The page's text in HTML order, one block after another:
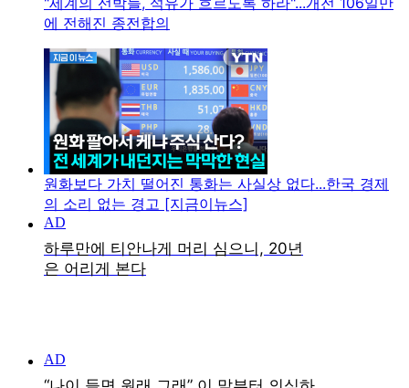
에 전해진 종전합의
원화보다 가치 떨어진 통화는 사실상 없다...한국 경제
의 소리 없는 경고 [지금이뉴스]